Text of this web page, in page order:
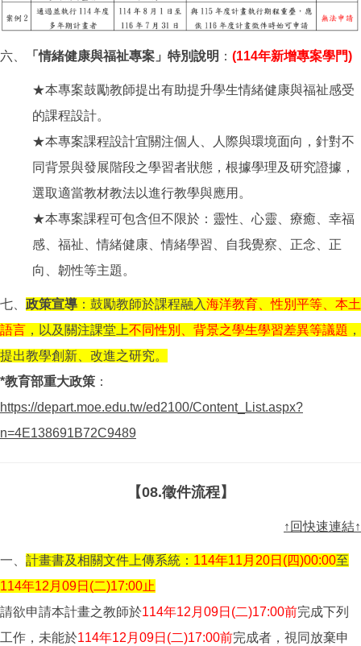
六、 「情緒健康與福祉專案」特別說明 ： (114年新增專案學門)
★本專案鼓勵教師提出有助提升學生情緒健康與福祉感受
的課程設計。
★本專案課程設計宜關注個人、人際與環境面向，針對不
同背景與發展階段之學習者狀態，根據學理及研究證據，
選取適當教材教法以進行教學與應用。
★本專案課程可包含但不限於：靈性、心靈、療癒、幸福
感、福祉、情緒健康、情緒學習、自我覺察、正念、正
向、韌性等主題。
七、 政策宣導 ：鼓勵教師於課程融入海洋教育、性別平等、本土
語言 ，以及關注課堂上不同性別、背景之學生學習差異等議題 ，
提出教學創新、改進之研究。
*教育部重大政策 ：
https://depart.moe.edu.tw/ed2100/Content_List.aspx?
n=4E138691B72C9489
【08.徵件流程】
↑回快速連結↑
一、 計畫書及相關文件上傳系統： 114年11月20日(四)00:00至
114年12月09日(二)17:00止
請欲申請本計畫之教師於114年12月09日(二)17:00前完成下列
工作，未能於114年12月09日(二)17:00前完成者，視同放棄申